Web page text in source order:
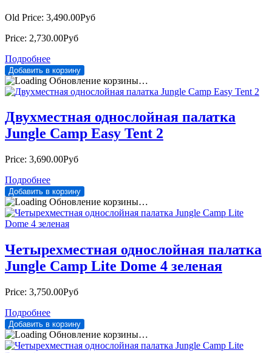
Old Price: 3,490.00Руб
Price: 2,730.00Руб
Подробнее
Обновление корзины…
Двухместная однослойная палатка
Jungle Camp Easy Tent 2
Price: 3,690.00Руб
Подробнее
Обновление корзины…
Четырехместная однослойная палатка
Jungle Camp Lite Dome 4 зеленая
Price: 3,750.00Руб
Подробнее
Обновление корзины…